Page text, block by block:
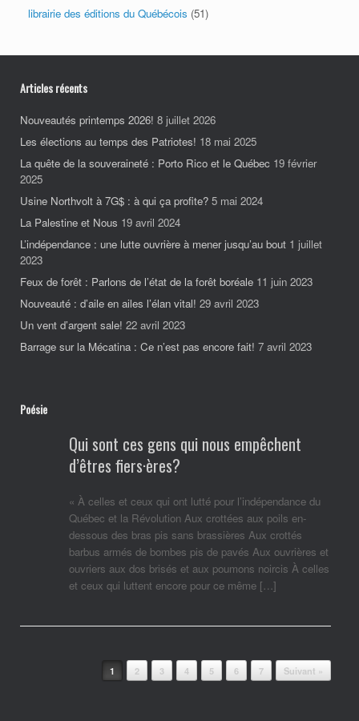
librairie des éditions du Québécois (51)
Articles récents
Nouveautés printemps 2026! 8 juillet 2026
Les élections au temps des Patriotes! 18 mai 2025
La quête de la souveraineté : Porto Rico et le Québec 19 février
2025
Usine Northvolt à 7G$ : à qui ça profite? 5 mai 2024
La Palestine et Nous 19 avril 2024
L’indépendance : une lutte ouvrière à mener jusqu’au bout 1 juillet
2023
Feux de forêt : Parlons de l’état de la forêt boréale 11 juin 2023
Nouveauté : d’aile en ailes l’élan vital! 29 avril 2023
Un vent d’argent sale! 22 avril 2023
Barrage sur la Mécatina : Ce n’est pas encore fait! 7 avril 2023
Poésie
Qui sont ces gens qui nous empêchent
d’êtres fiers·ères?
« À celles et ceux qui ont lutté pour l’indépendance du
Québec et la Révolution Aux crottées aux poils en-
dessous des bras pis sans brassières Aux crottés
barbus armés de bombes pis de pavés Aux ouvrières et
ouvriers aux dos brisés et aux poumons noircis À celles
et ceux qui luttent encore pour ce même […]
1 2 3 4 5 6 7 Suivant »